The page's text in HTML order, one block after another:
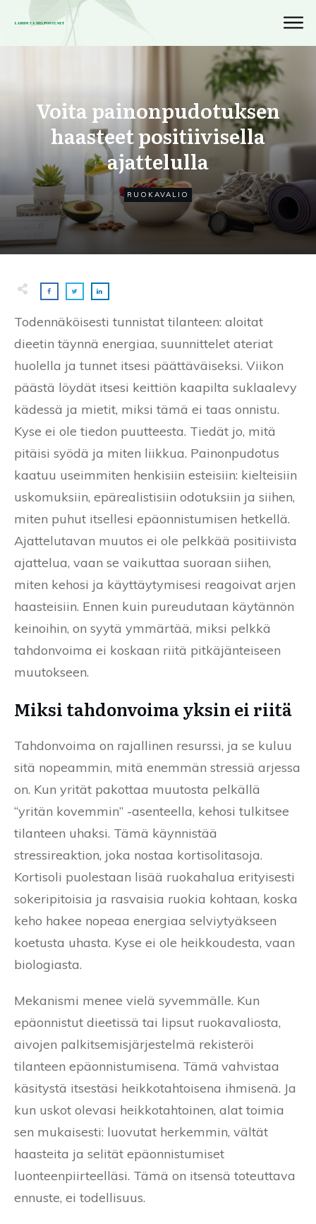
Voita painonpudotuksen
haasteet positiivisella
ajattelulla
RUOKAVALIO
Todennäköisesti tunnistat tilanteen: aloitat
dieetin täynnä energiaa, suunnittelet ateriat
huolella ja tunnet itsesi päättäväiseksi. Viikon
päästä löydät itsesi keittiön kaapilta suklaalevy
kädessä ja mietit, miksi tämä ei taas onnistu.
Kyse ei ole tiedon puutteesta. Tiedät jo, mitä
pitäisi syödä ja miten liikkua. Painonpudotus
kaatuu useimmiten henkisiin esteisiin: kielteisiin
uskomuksiin, epärealistisiin odotuksiin ja siihen,
miten puhut itsellesi epäonnistumisen hetkellä.
Ajattelutavan muutos ei ole pelkkää positiivista
ajattelua, vaan se vaikuttaa suoraan siihen,
miten kehosi ja käyttäytymisesi reagoivat arjen
haasteisiin. Ennen kuin pureudutaan käytännön
keinoihin, on syytä ymmärtää, miksi pelkkä
tahdonvoima ei koskaan riitä pitkäjänteiseen
muutokseen.
Miksi tahdonvoima yksin ei riitä
Tahdonvoima on rajallinen resurssi, ja se kuluu
sitä nopeammin, mitä enemmän stressiä arjessa
on. Kun yrität pakottaa muutosta pelkällä
“yritän kovemmin” -asenteella, kehosi tulkitsee
tilanteen uhaksi. Tämä käynnistää
stressireaktion, joka nostaa kortisolitasoja.
Kortisoli puolestaan lisää ruokahalua erityisesti
sokeripitoisia ja rasvaisia ruokia kohtaan, koska
keho hakee nopeaa energiaa selviytyäkseen
koetusta uhasta. Kyse ei ole heikkoudesta, vaan
biologiasta.
Mekanismi menee vielä syvemmälle. Kun
epäonnistut dieetissä tai lipsut ruokavaliosta,
aivojen palkitsemisjärjestelmä rekisteröi
tilanteen epäonnistumisena. Tämä vahvistaa
käsitystä itsestäsi heikkotahtoisena ihmisenä. Ja
kun uskot olevasi heikkotahtoinen, alat toimia
sen mukaisesti: luovutat herkemmin, vältät
haasteita ja selität epäonnistumiset
luonteenpiirteelläsi. Tämä on itsensä toteuttava
ennuste, ei todellisuus.